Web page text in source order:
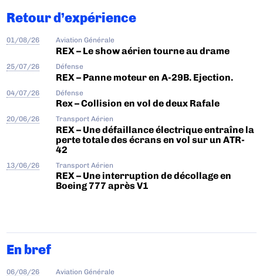
Retour d’expérience
01/08/26 Aviation Générale
REX – Le show aérien tourne au drame
25/07/26 Défense
REX – Panne moteur en A-29B. Ejection.
04/07/26 Défense
Rex – Collision en vol de deux Rafale
20/06/26 Transport Aérien
REX – Une défaillance électrique entraîne la
perte totale des écrans en vol sur un ATR-
42
13/06/26 Transport Aérien
REX – Une interruption de décollage en
Boeing 777 après V1
En bref
06/08/26 Aviation Générale